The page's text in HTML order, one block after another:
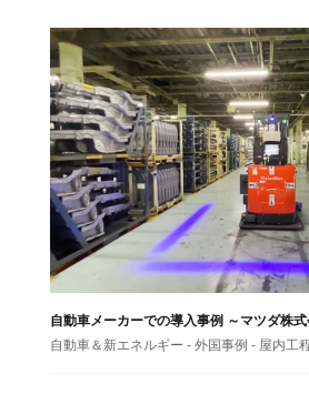
自動車メーカーでの導入事例 ～マツダ株式
自動車＆新エネルギー - 外国事例 - 屋内工